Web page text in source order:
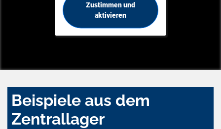
Zustimmen und
aktivieren
Beispiele aus dem
Zentrallager